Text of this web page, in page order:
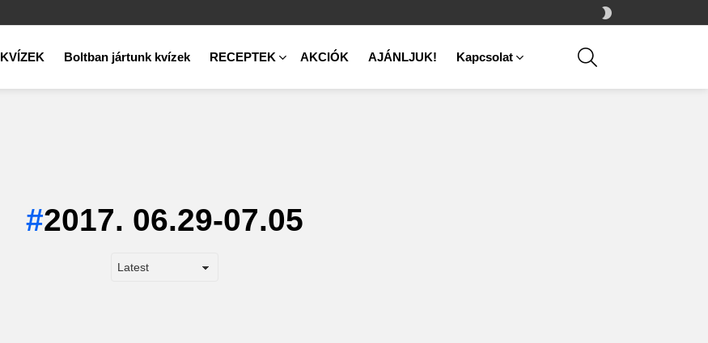
SKIN
KVÍZEK Boltban jártunk kvízek RECEPTEK AKCIÓK AJÁNLJUK! Kapcsolat
2017. 06.29-07.05